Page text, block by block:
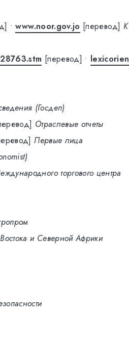
•www.noor.gov.jo [перевод] К
[перевод] • lexicorien
(Госдеп)
Отраслевые отчеты
Первые лица
торгового центра
и Северной Африки